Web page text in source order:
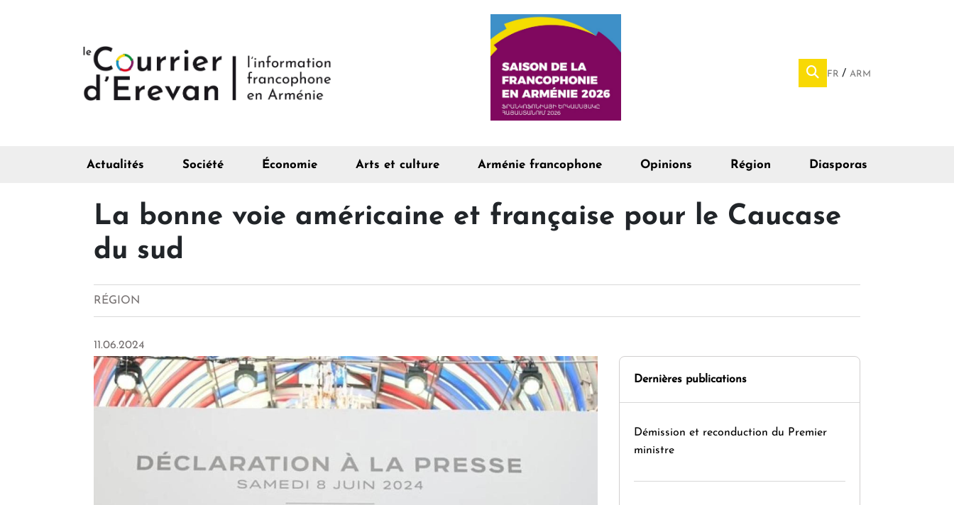
FR ARM
Actualités Société Économie Arts et culture Arménie francophone Opinions Région Diasporas
La bonne voie américaine et française pour le Caucase
du sud
RÉGION
11.06.2024
Dernières publications
Démission et reconduction du Premier
ministre